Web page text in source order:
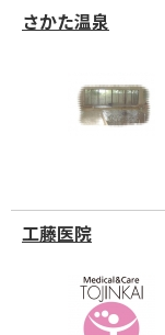
さかた温泉
工藤医院